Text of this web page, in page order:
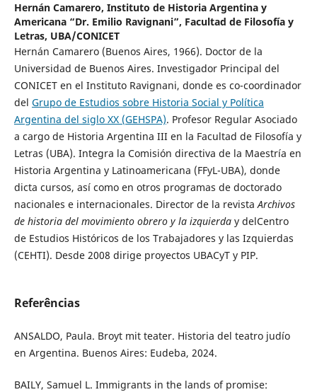
Hernán Camarero, Instituto de Historia Argentina y
Americana “Dr. Emilio Ravignani”, Facultad de Filosofía y
Letras, UBA/CONICET
Hernán Camarero (Buenos Aires, 1966). Doctor de la
Universidad de Buenos Aires. Investigador Principal del
CONICET en el Instituto Ravignani, donde es co-coordinador
del Grupo de Estudios sobre Historia Social y Política
Argentina del siglo XX (GEHSPA). Profesor Regular Asociado
a cargo de Historia Argentina III en la Facultad de Filosofía y
Letras (UBA). Integra la Comisión directiva de la Maestría en
Historia Argentina y Latinoamericana (FFyL-UBA), donde
dicta cursos, así como en otros programas de doctorado
nacionales e internacionales. Director de la revistaArchivos
de historia del movimiento obrero y la izquierday delCentro
de Estudios Históricos de los Trabajadores y las Izquierdas
(CEHTI). Desde 2008 dirige proyectos UBACyT y PIP.
Referências
ANSALDO, Paula. Broyt mit teater. Historia del teatro judío
en Argentina. Buenos Aires: Eudeba, 2024.
BAILY, Samuel L. Immigrants in the lands of promise: